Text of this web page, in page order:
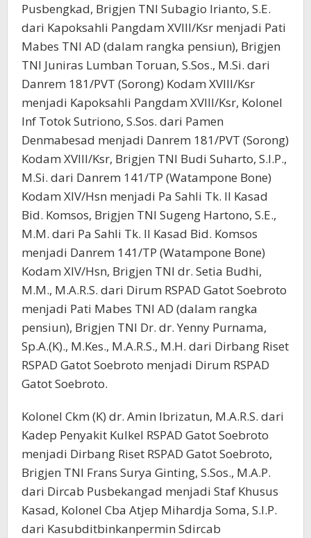
Pusbengkad, Brigjen TNI Subagio Irianto, S.E.
dari Kapoksahli Pangdam XVIII/Ksr menjadi Pati
Mabes TNI AD (dalam rangka pensiun), Brigjen
TNI Juniras Lumban Toruan, S.Sos., M.Si. dari
Danrem 181/PVT (Sorong) Kodam XVIII/Ksr
menjadi Kapoksahli Pangdam XVIII/Ksr, Kolonel
Inf Totok Sutriono, S.Sos. dari Pamen
Denmabesad menjadi Danrem 181/PVT (Sorong)
Kodam XVIII/Ksr, Brigjen TNI Budi Suharto, S.I.P.,
M.Si. dari Danrem 141/TP (Watampone Bone)
Kodam XIV/Hsn menjadi Pa Sahli Tk. II Kasad
Bid. Komsos, Brigjen TNI Sugeng Hartono, S.E.,
M.M. dari Pa Sahli Tk. II Kasad Bid. Komsos
menjadi Danrem 141/TP (Watampone Bone)
Kodam XIV/Hsn, Brigjen TNI dr. Setia Budhi,
M.M., M.A.R.S. dari Dirum RSPAD Gatot Soebroto
menjadi Pati Mabes TNI AD (dalam rangka
pensiun), Brigjen TNI Dr. dr. Yenny Purnama,
Sp.A.(K)., M.Kes., M.A.R.S., M.H. dari Dirbang Riset
RSPAD Gatot Soebroto menjadi Dirum RSPAD
Gatot Soebroto.
Kolonel Ckm (K) dr. Amin Ibrizatun, M.A.R.S. dari
Kadep Penyakit Kulkel RSPAD Gatot Soebroto
menjadi Dirbang Riset RSPAD Gatot Soebroto,
Brigjen TNI Frans Surya Ginting, S.Sos., M.A.P.
dari Dircab Pusbekangad menjadi Staf Khusus
Kasad, Kolonel Cba Atjep Mihardja Soma, S.I.P.
dari Kasubditbinkanpermin Sdircab